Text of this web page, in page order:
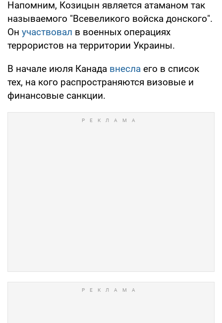
Напомним, Козицын является атаманом так
называемого "Всевеликого войска донского".
Он участвовал в военных операциях
террористов на территории Украины.
В начале июля Канада внесла его в список
тех, на кого распространяются визовые и
финансовые санкции.